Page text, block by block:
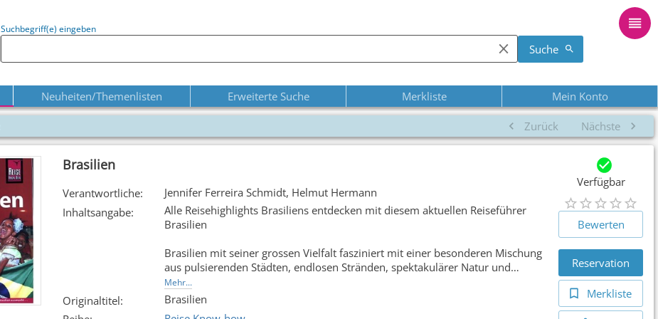
Suchbegriff(e) eingeben
Suche
Neuheiten/Themenlisten Erweiterte Suche Merkliste Mein Konto
Zurück Nächste
Brasilien
Verantwortliche:
Jennifer Ferreira Schmidt, Helmut Hermann
Inhaltsangabe:
Alle Reisehighlights Brasiliens entdecken mit diesem aktuellen Reiseführer
Brasilien
Brasilien mit seiner grossen Vielfalt fasziniert mit einer besonderen Mischung
aus pulsierenden Städten, endlosen Stränden, spektakulärer Natur und
gastfreundlichen Menschen. Der Reiseführer Brasilien zeigt alle Seiten des
grössten Landes Südamerikas - von der Traumstadt Rio de Janeiro und der
Mehr...
Originaltitel:
Brasilien
Verfügbar
Bewerten
Reservation
Merkliste